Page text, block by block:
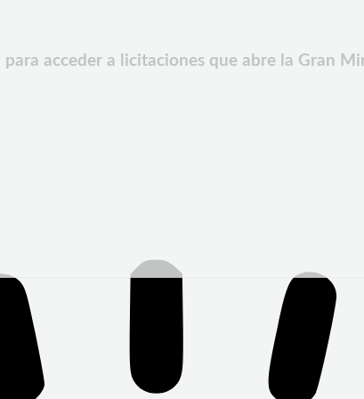
acceder a licitaciones que abre la Gran